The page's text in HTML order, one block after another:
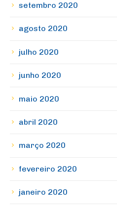
setembro 2020
agosto 2020
julho 2020
junho 2020
maio 2020
abril 2020
março 2020
fevereiro 2020
janeiro 2020